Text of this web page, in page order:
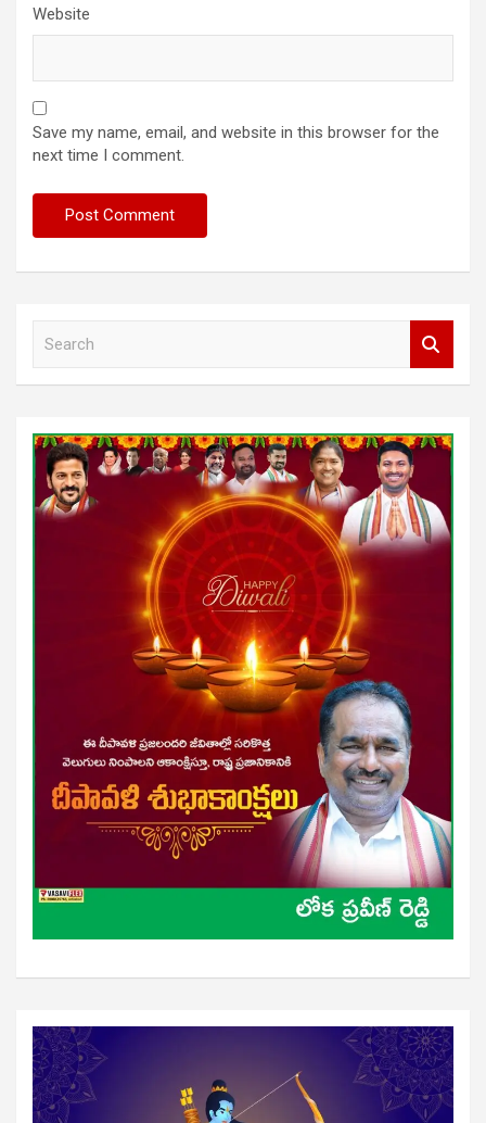
Website
Save my name, email, and website in this browser for the
next time I comment.
h